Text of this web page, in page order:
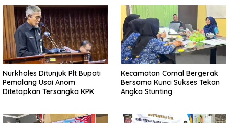
Nurkholes Ditunjuk Plt Bupati
Pemalang Usai Anom
Ditetapkan Tersangka KPK
Kecamatan Comal Bergerak
Bersama Kunci Sukses Tekan
Angka Stunting